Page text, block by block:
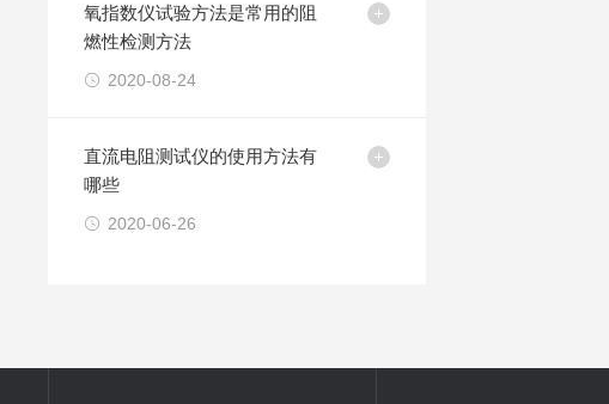
氧指数仪试验方法是常用的阻
燃性检测方法
2020-08-24
直流电阻测试仪的使用方法有
哪些
2020-06-26